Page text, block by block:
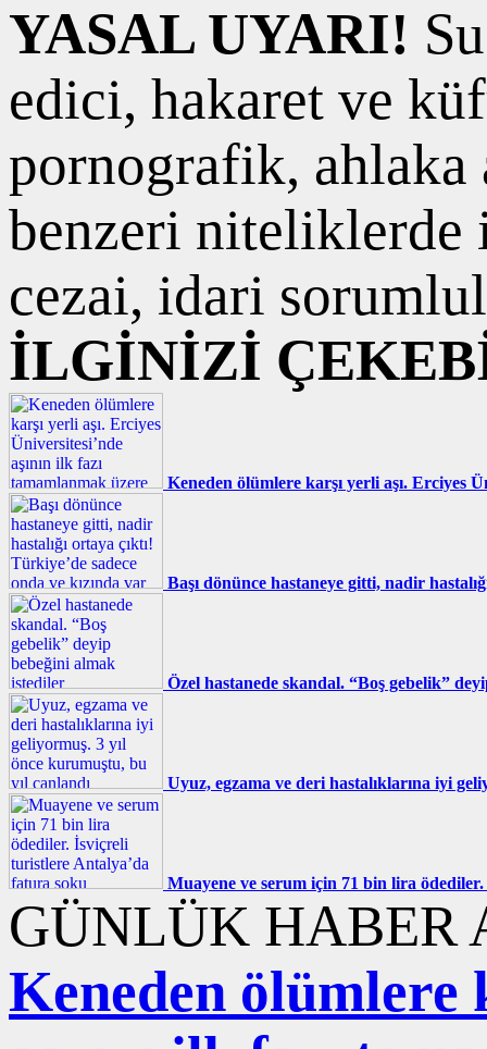
YASAL UYARI!
edici, hakaret ve
pornografik, ahlaka
benzeri niteliklerde
cezai, idari
İLGİNİZİ
Keneden ölümlere karşı yerli aşı. Erciyes
Başı dönünce hastaneye gitti, nadir
Özel hastanede skandal. “Boş gebelik”
Uyuz, egzama ve deri hastalıklarına iyi
Muayene ve serum için 71 bin lira
GÜNLÜK HABER
Keneden ölümlere